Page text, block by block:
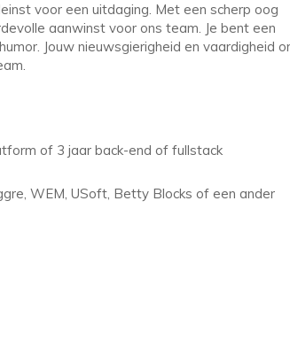
voor een uitdaging. Met een scherp oog
aanwinst voor ons team. Je bent een
Jouw nieuwsgierigheid en vaardigheid
of 3 jaar back-end of fullstack
WEM, USoft, Betty Blocks of een ander